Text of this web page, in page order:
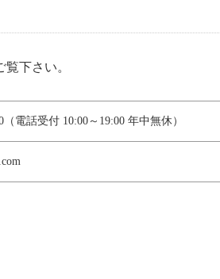
下さい。
（電話受付 10:00～19:00 年中無休）